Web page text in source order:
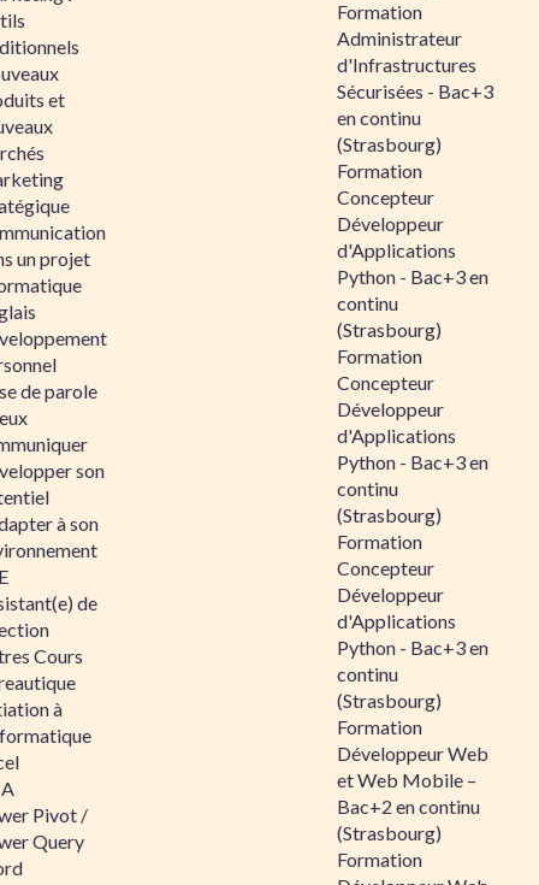
et
un projet
de parole
son
à son
de
Cours
à
Pivot /
Query
Formation
Administrateur
d'Infrastructures
Sécurisées - Bac+3
en continu
(Strasbourg)
Formation
Concepteur
Développeur
d'Applications
Python - Bac+3 en
continu
(Strasbourg)
Formation
Concepteur
Développeur
d'Applications
Python - Bac+3 en
continu
(Strasbourg)
Formation
Concepteur
Développeur
d'Applications
Python - Bac+3 en
continu
(Strasbourg)
Formation
Développeur Web
et Web Mobile –
Bac+2 en continu
(Strasbourg)
Formation